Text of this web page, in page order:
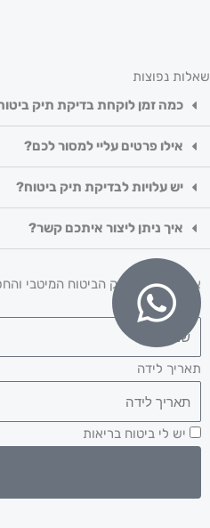
שאלות נפוצות
כמה זמן לוקחת בדיקת תיק
אילו פרטים עליי למסור לכם?
יש עלויות לבדיקת תיק ביטוח?
איך ניתן ליצור איתכם קשר?
אנחנו נדאג לתיק הביטוח המיטבי
שם
תאריך לידה
יש לי ביטוח בריאות